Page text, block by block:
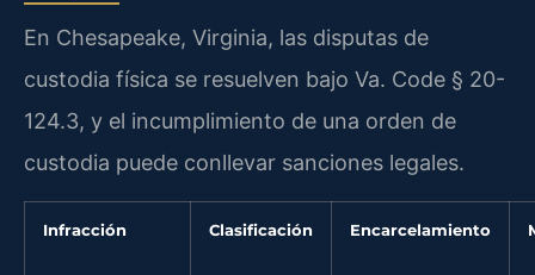
En Chesapeake, Virginia, las disputas de
custodia física se resuelven bajo Va. Code § 20-
124.3, y el incumplimiento de una orden de
custodia puede conllevar sanciones legales.
Infracción Clasificación Encarcelamiento